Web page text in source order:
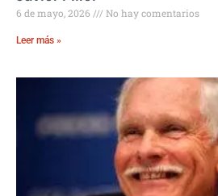
6 de mayo, 2026 No hay comentarios
Leer más »